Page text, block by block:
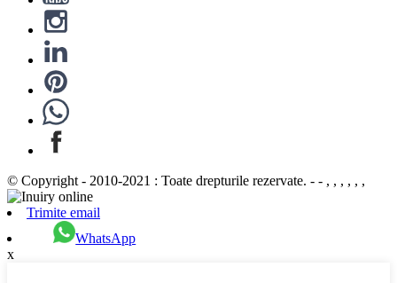
© Copyright - 2010-2021 : Toate drepturile rezervate. - - , , , , , ,
Trimite email
WhatsApp
x